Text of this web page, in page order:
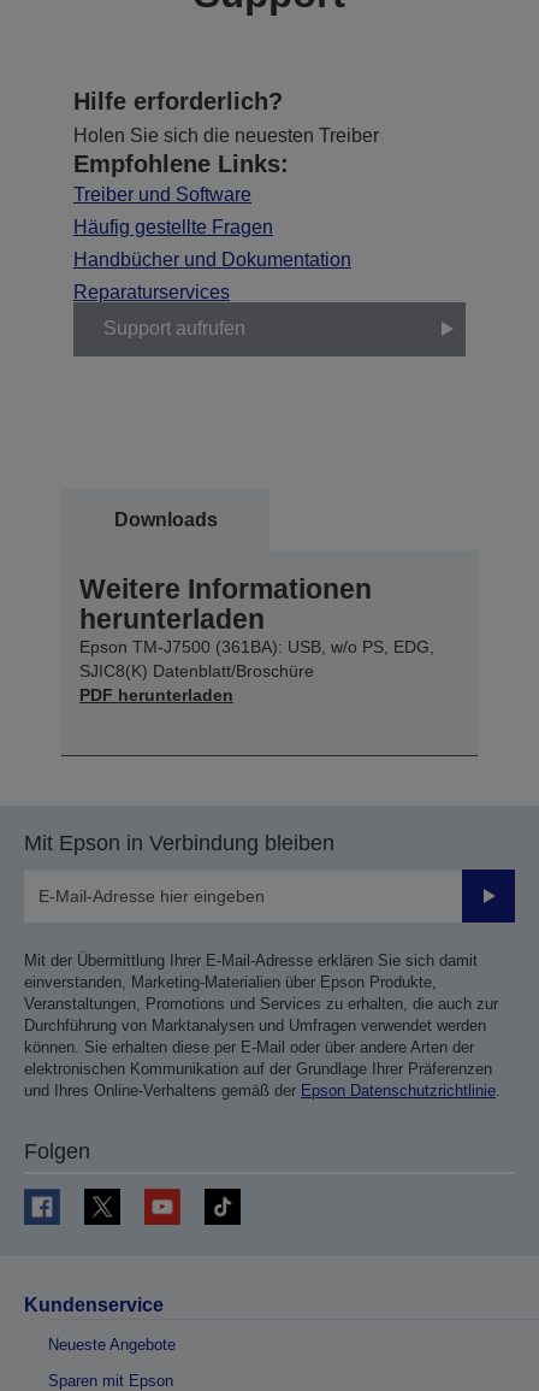
Hilfe erforderlich?
Holen Sie sich die neuesten Treiber
Empfohlene Links:
Treiber und Software
Häufig gestellte Fragen
Handbücher und Dokumentation
Reparaturservices
Support aufrufen
Downloads
Weitere Informationen
herunterladen
Epson TM-J7500 (361BA): USB, w/o PS, EDG,
SJIC8(K) Datenblatt/Broschüre
PDF herunterladen
Mit Epson in Verbindung bleiben
Mit der Übermittlung Ihrer E-Mail-Adresse erklären Sie sich damit
einverstanden, Marketing-Materialien über Epson Produkte,
Veranstaltungen, Promotions und Services zu erhalten, die auch zur
Durchführung von Marktanalysen und Umfragen verwendet werden
können. Sie erhalten diese per E-Mail oder über andere Arten der
elektronischen Kommunikation auf der Grundlage Ihrer Präferenzen
und Ihres Online-Verhaltens gemäß der Epson Datenschutzrichtlinie
Folgen
Kundenservice
Neueste Angebote
Sparen mit Epson